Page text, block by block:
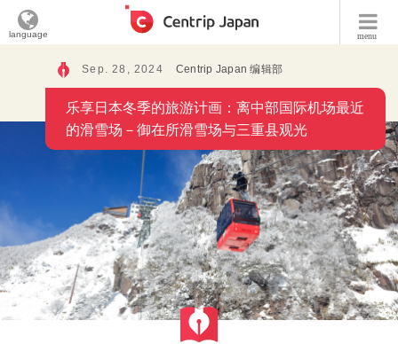
menu
language
Sep. 28, 2024 Centrip Japan 编辑部
乐享日本冬季的旅游计画：离中部国际机场最近
的滑雪场－御在所滑雪场与三重县观光